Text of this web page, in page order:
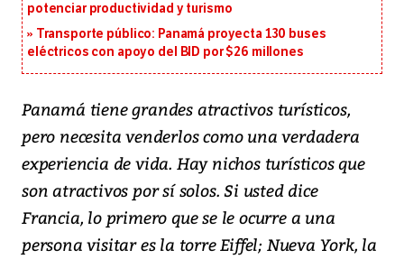
potenciar productividad y turismo
Transporte público: Panamá proyecta 130 buses
eléctricos con apoyo del BID por $26 millones
Panamá tiene grandes atractivos turísticos,
pero necesita venderlos como una verdadera
experiencia de vida. Hay nichos turísticos que
son atractivos por sí solos. Si usted dice
Francia, lo primero que se le ocurre a una
persona visitar es la torre Eiffel; Nueva York, la